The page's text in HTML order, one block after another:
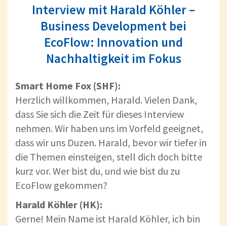
Interview mit Harald Köhler –
Business Development bei
EcoFlow: Innovation und
Nachhaltigkeit im Fokus
Smart Home Fox (SHF):
Herzlich willkommen, Harald. Vielen Dank,
dass Sie sich die Zeit für dieses Interview
nehmen. Wir haben uns im Vorfeld geeignet,
dass wir uns Duzen. Harald, bevor wir tiefer in
die Themen einsteigen, stell dich doch bitte
kurz vor. Wer bist du, und wie bist du zu
EcoFlow gekommen?
Harald Köhler (HK):
Gerne! Mein Name ist Harald Köhler, ich bin